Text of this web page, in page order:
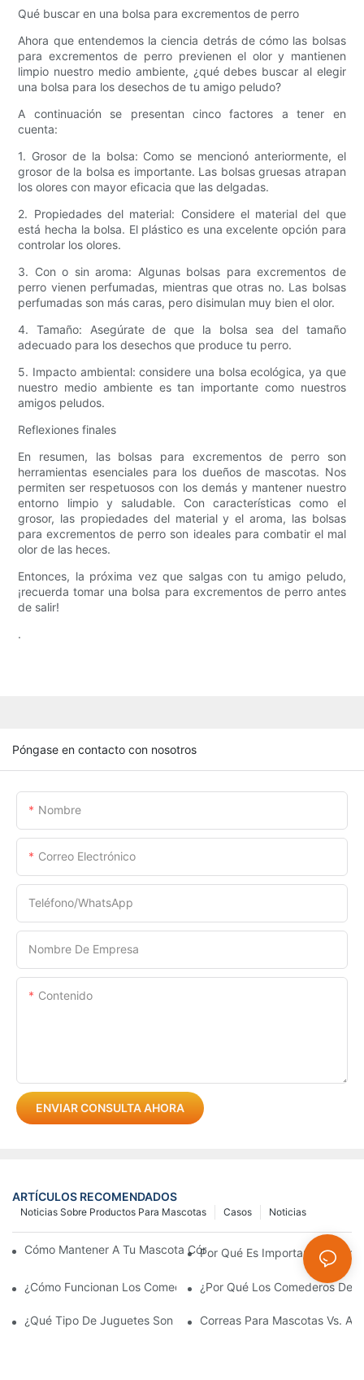
Qué buscar en una bolsa para excrementos de perro
Ahora que entendemos la ciencia detrás de cómo las bolsas
para excrementos de perro previenen el olor y mantienen
limpio nuestro medio ambiente, ¿qué debes buscar al elegir
una bolsa para los desechos de tu amigo peludo?
A continuación se presentan cinco factores a tener en
cuenta:
1. Grosor de la bolsa: Como se mencionó anteriormente, el
grosor de la bolsa es importante. Las bolsas gruesas atrapan
los olores con mayor eficacia que las delgadas.
2. Propiedades del material: Considere el material del que
está hecha la bolsa. El plástico es una excelente opción para
controlar los olores.
3. Con o sin aroma: Algunas bolsas para excrementos de
perro vienen perfumadas, mientras que otras no. Las bolsas
perfumadas son más caras, pero disimulan muy bien el olor.
4. Tamaño: Asegúrate de que la bolsa sea del tamaño
adecuado para los desechos que produce tu perro.
5. Impacto ambiental: considere una bolsa ecológica, ya que
nuestro medio ambiente es tan importante como nuestros
amigos peludos.
Reflexiones finales
En resumen, las bolsas para excrementos de perro son
herramientas esenciales para los dueños de mascotas. Nos
permiten ser respetuosos con los demás y mantener nuestro
entorno limpio y saludable. Con características como el
grosor, las propiedades del material y el aroma, las bolsas
para excrementos de perro son ideales para combatir el mal
olor de las heces.
Entonces, la próxima vez que salgas con tu amigo peludo,
¡recuerda tomar una bolsa para excrementos de perro antes
de salir!
.
Póngase en contacto con nosotros
Nombre
Correo Electrónico
Teléfono/WhatsApp
Nombre De Empresa
Contenido
ENVIAR CONSULTA AHORA
ARTÍCULOS RECOMENDADOS
Noticias
Casos
Noticias Sobre Productos Para Mascotas
Cómo Mantener A Tu Mascota Cómoda Durante Los Paseos En
Por Qué Es Importante Elegir
¿Cómo Funcionan Los Comederos Automáticos Para Mascotas?
¿Por Qué Los Comederos De
¿Qué Tipo De Juguetes Son Buenos Para Las Mascotas?
Correas Para Mascotas Vs.